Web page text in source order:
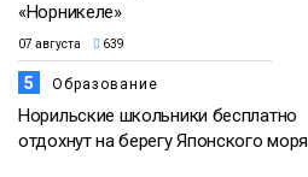
«Норникеле»
07 августа 639
5 Образование
Норильские школьники бесплатно
отдохнут на берегу Японского моря